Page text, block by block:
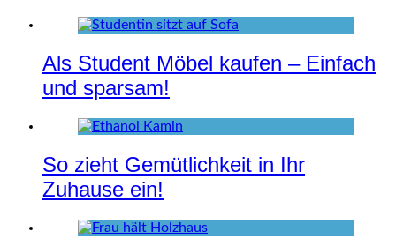
Als Student Möbel kaufen – Einfach
und sparsam!
So zieht Gemütlichkeit in Ihr
Zuhause ein!